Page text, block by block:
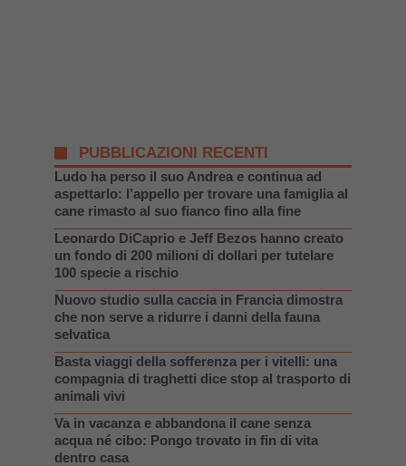
PUBBLICAZIONI RECENTI
Ludo ha perso il suo Andrea e continua ad
aspettarlo: l’appello per trovare una famiglia al
cane rimasto al suo fianco fino alla fine
Leonardo DiCaprio e Jeff Bezos hanno creato
un fondo di 200 milioni di dollari per tutelare
100 specie a rischio
Nuovo studio sulla caccia in Francia dimostra
che non serve a ridurre i danni della fauna
selvatica
Basta viaggi della sofferenza per i vitelli: una
compagnia di traghetti dice stop al trasporto di
animali vivi
Va in vacanza e abbandona il cane senza
acqua né cibo: Pongo trovato in fin di vita
dentro casa